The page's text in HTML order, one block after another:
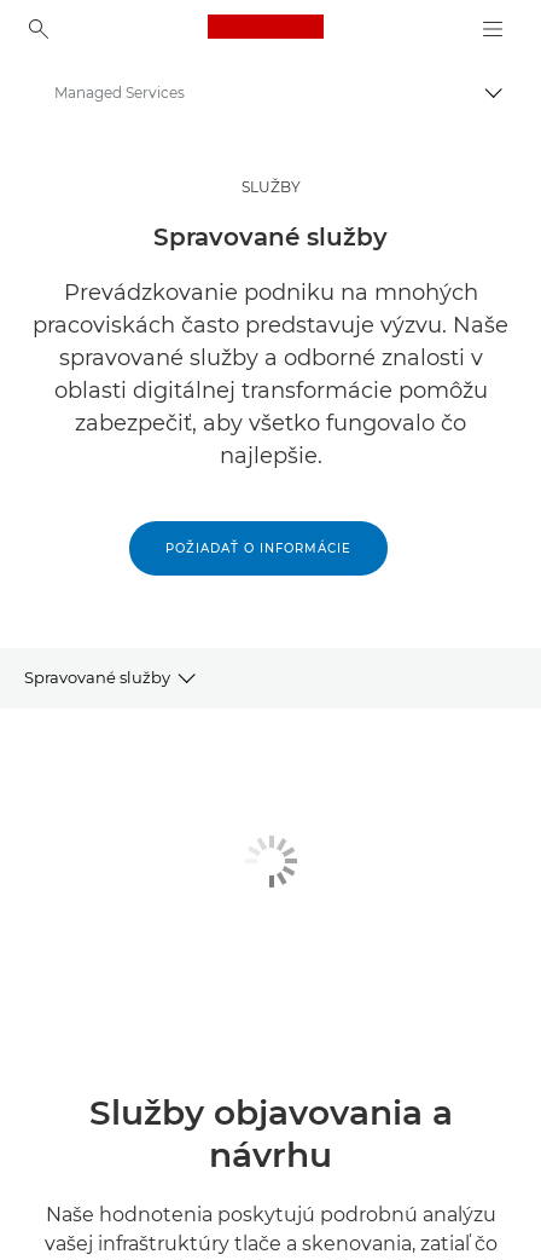
Canon Logo, back to
Managed Services
SLUŽBY
Spravované služby
Prevádzkovanie podniku na mnohých
pracoviskách často predstavuje výzvu. Naše
spravované služby a odborné znalosti v
oblasti digitálnej transformácie pomôžu
zabezpečiť, aby všetko fungovalo čo
najlepšie.
POŽIADAŤ O INFORMÁCIE
Spravované služby
Služby objavovania a
návrhu
Naše hodnotenia poskytujú podrobnú analýzu
vašej infraštruktúry tlače a skenovania, zatiaľ čo